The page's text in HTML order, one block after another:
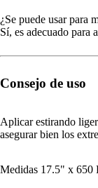
¿Se puede usar para
Sí, es adecuado para
Consejo de uso
Aplicar estirando
asegurar bien los
Medidas 17.5" x 650